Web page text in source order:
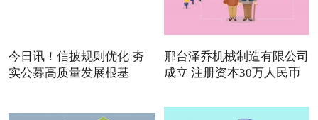
今日讯！信披规则优化 夯
实公募高质量发展根基
邢台泽乔机械制造有限公司
成立 注册资本30万人民币